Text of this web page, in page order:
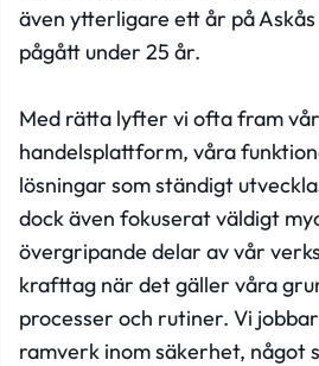
även ytterligare ett år på
pågått under 25 år.
Med rätta lyfter vi ofta fram
handelsplattform, våra
lösningar som ständigt
dock även fokuserat väldigt
övergripande delar av vår
krafttag när det gäller våra
processer och rutiner. Vi
ramverk inom säkerhet, något